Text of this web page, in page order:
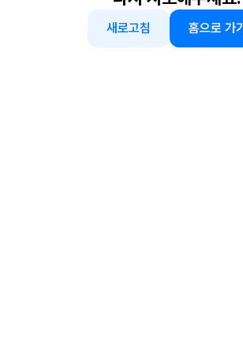
새로고침 홈으로 가기